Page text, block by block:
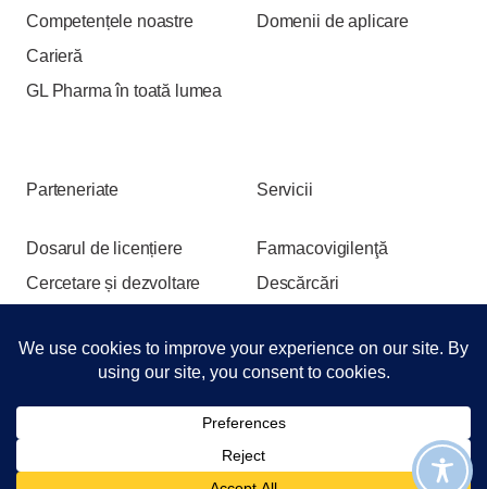
Competențele noastre
Carieră
GL Pharma în toată lumea
Domenii de aplicare
Parteneriate
Dosarul de licențiere
Cercetare și dezvoltare
Servicii
Farmacovigilenţă
Descărcări
© 2026 GL Pharma